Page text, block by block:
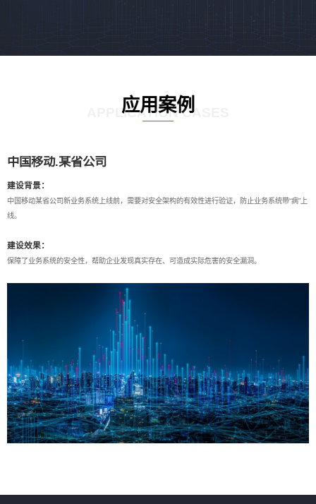
应用案例
APPLICATION CASES
中国移动.某省公司
建设背景：
中国移动某省公司新业务系统上线前，需要对安全架构的有效性进行验证，防止业务系统带“病”上
线。
建设效果：
保障了业务系统的安全性，帮助企业发现真实存在、可造成实际危害的安全漏洞。